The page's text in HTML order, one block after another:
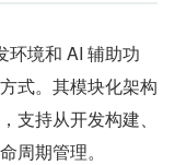
式。其模块化架构
支持从开发构建、
周期管理。